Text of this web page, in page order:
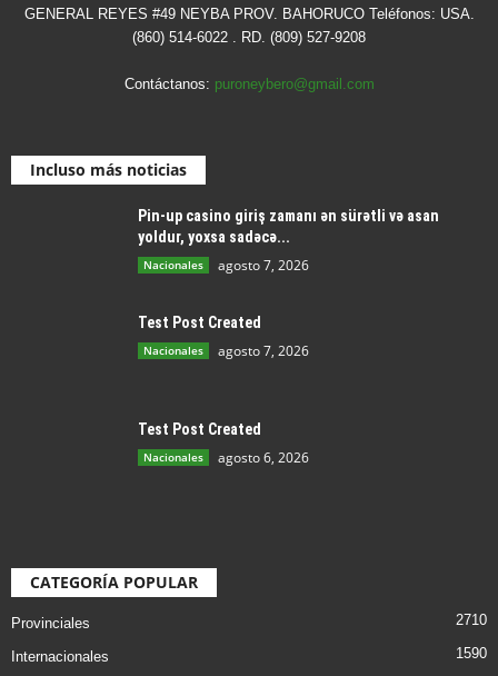
GENERAL REYES #49 NEYBA PROV. BAHORUCO Teléfonos: USA.
(860) 514-6022 . RD. (809) 527-9208
Contáctanos: puroneybero@gmail.com
Incluso más noticias
Pin-up casino giriş zamanı ən sürətli və asan
yoldur, yoxsa sadəcə...
Nacionales agosto 7, 2026
Test Post Created
Nacionales agosto 7, 2026
Test Post Created
Nacionales agosto 6, 2026
CATEGORÍA POPULAR
Provinciales 2710
Internacionales 1590